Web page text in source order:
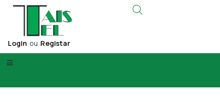
Login ou Registar